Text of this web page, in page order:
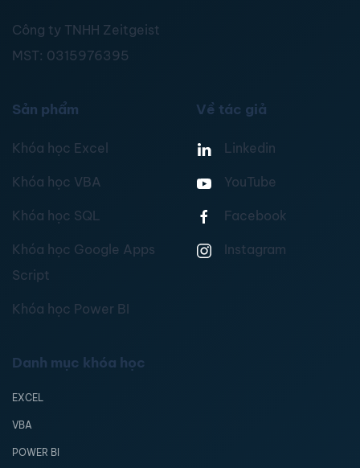
Công ty TNHH Zeitgeist
MST: 0315976395
Sản phẩm
Khóa học Excel
Khóa học VBA
Khóa học SQL
Khóa học Google Apps
Script
Khóa học Power BI
Về tác giả
Linkedin
YouTube
Facebook
Instagram
Danh mục khóa học
EXCEL
VBA
POWER BI